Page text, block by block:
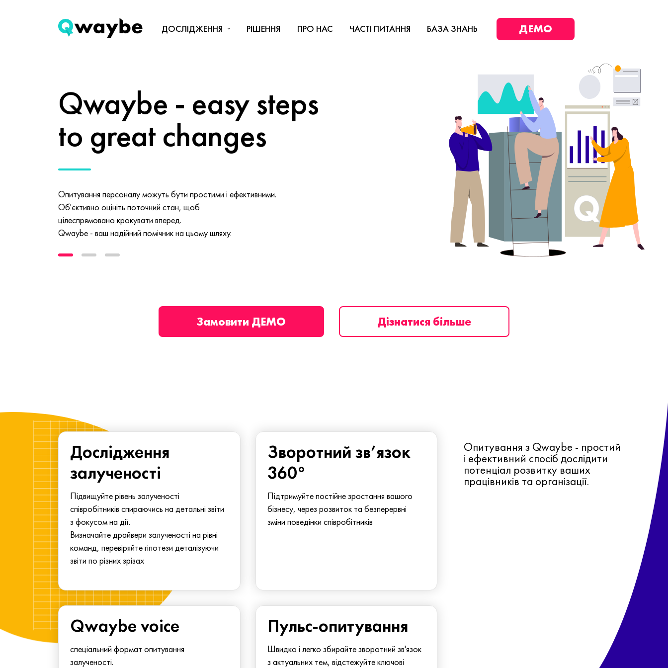
ДОСЛІДЖЕННЯ РІШЕННЯ ПРО НАС ЧАСТІ ПИТАННЯ БАЗА ЗНАНЬ ДЕМО
Qwaybe - easy steps
to great changes
Опитування персоналу можуть бути простими і ефективними.
Об'єктивно оцініть поточний стан, щоб
цілеспрямовано крокувати вперед.
Qwaybe - ваш надійний помічник на цьому шляху.
Замовити ДЕМО Дізнатися більше
Дослідження
залученості
Підвищуйте рівень залученості
співробітників спираючись на детальні звіти
з фокусом на дії.
Визначайте драйвери залученості на рівні
команд, перевіряйте гіпотези деталізуючи
звіти по різних зрізах
Зворотний зв’язок
360°
Підтримуйте постійне зростання вашого
бізнесу, через розвиток та безперервні
зміни поведінки співробітників
Опитування з Qwaybe - простий
і ефективний спосіб дослідити
потенціал розвитку ваших
працівників та організації.
Qwaybe voice
спеціальний формат опитування
залученості.
Пульс-опитування
Швидко і легко збирайте зворотний зв'язок
з актуальних тем, відстежуйте ключові